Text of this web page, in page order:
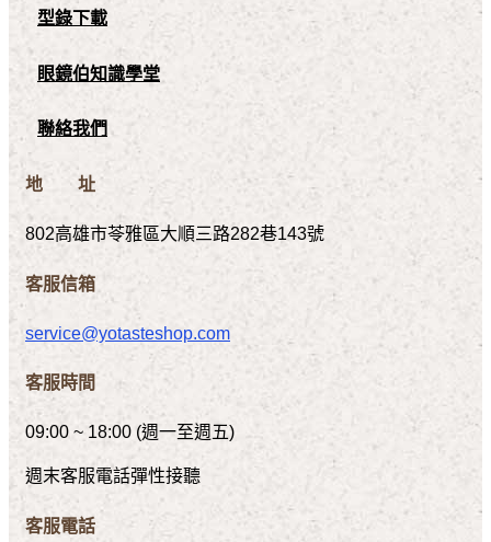
型錄下載
眼鏡伯知識學堂
聯絡我們
地 址
802高雄市苓雅區大順三路282巷143號
客服信箱
service@yotasteshop.com
客服時間
09:00 ~ 18:00 (週一至週五)
週末客服電話彈性接聽
客服電話